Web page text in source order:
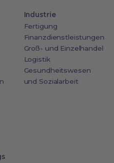
Industrie
Fertigung
Finanzdienstleistungen
Groß- und Einzelhandel
Logistik
Gesundheitswesen
und Sozialarbeit